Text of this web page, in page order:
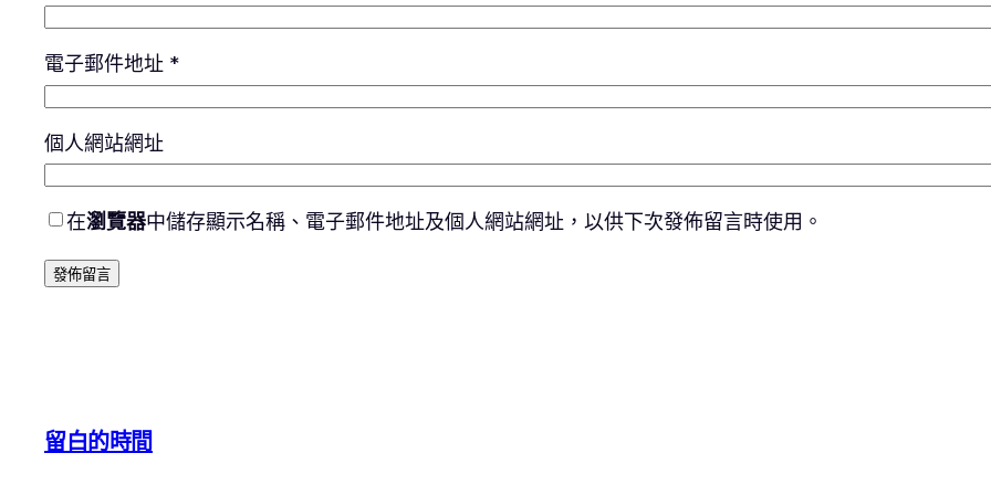
電子郵件地址 *
個人網站網址
在瀏覽器中儲存顯示名稱、電子郵件地址及個人網站網址，以供下次發佈留言時使用。
留白的時間